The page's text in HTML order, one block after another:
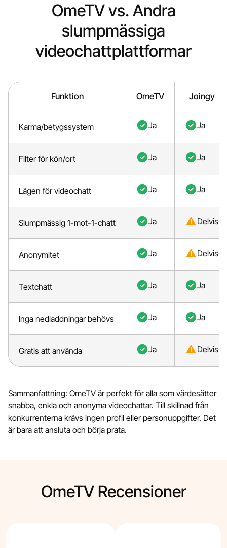
OmeTV vs. Andra
slumpmässiga
videochattplattformar
Funktion OmeTV Joingy
Karma/betygssystem Ja Ja
Filter för kön/ort Ja Ja
Lägen för videochatt Ja Ja
Slumpmässig 1-mot-1-chatt Ja Delvis
Anonymitet Ja Delvis
Textchatt Ja Ja
Inga nedladdningar behövs Ja Ja
Gratis att använda Ja Delvis
Sammanfattning: OmeTV är perfekt för alla som värdesätter
snabba, enkla och anonyma videochattar. Till skillnad från
konkurrenterna krävs ingen profil eller personuppgifter. Det
är bara att ansluta och börja prata.
OmeTV Recensioner